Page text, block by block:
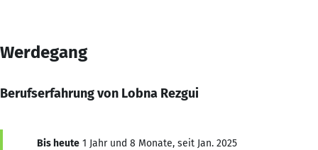
Werdegang
Berufserfahrung von Lobna Rezgui
Bis heute 1 Jahr und 8 Monate, seit Jan. 2025